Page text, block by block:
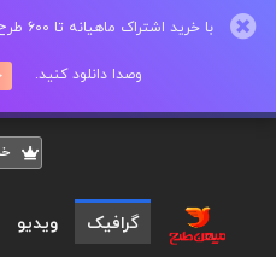
با
وصدا دانلود کنید.
گرافیک ویدیو